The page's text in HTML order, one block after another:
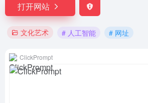
打开网站
文化艺术 # 人工智能 # 网址
ClickPrompt